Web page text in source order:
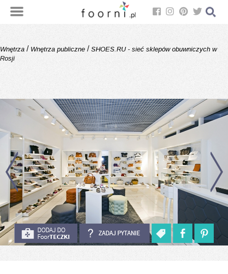
Wnętrza / Wnętrza publiczne / SHOES.RU - sieć sklepów obuwniczych w
Rosji